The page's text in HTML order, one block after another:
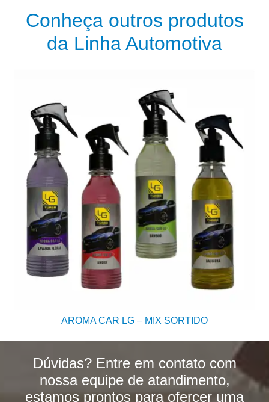
Conheça outros produtos
da Linha Automotiva
AROMA CAR LG – MIX SORTIDO
Dúvidas? Entre em contato com
nossa equipe de atandimento,
estamos prontos para ofercer uma